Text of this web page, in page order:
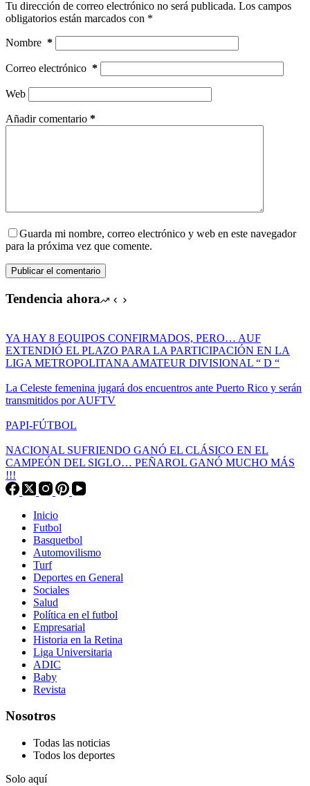
Tu dirección de correo electrónico no será publicada. Los campos
obligatorios están marcados con *
Nombre *
Correo electrónico *
Web
Añadir comentario *
Guarda mi nombre, correo electrónico y web en este navegador
para la próxima vez que comente.
Publicar el comentario
Tendencia ahora
YA HAY 8 EQUIPOS CONFIRMADOS, PERO… AUF
EXTENDIÓ EL PLAZO PARA LA PARTICIPACIÓN EN LA
LIGA METROPOLITANA AMATEUR DIVISIONAL “ D “
La Celeste femenina jugará dos encuentros ante Puerto Rico y serán
transmitidos por AUFTV
PAPI-FÚTBOL
NACIONAL SUFRIENDO GANÓ EL CLÁSICO EN EL
CAMPEÓN DEL SIGLO… PEÑAROL GANÓ MUCHO MÁS
!!!
Inicio
Futbol
Basquetbol
Automovilismo
Turf
Deportes en General
Sociales
Salud
Política en el futbol
Empresarial
Historia en la Retina
Liga Universitaria
ADIC
Baby
Revista
Nosotros
Todas las noticias
Todos los deportes
Solo aquí